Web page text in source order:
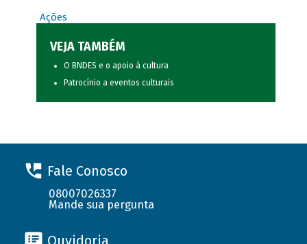
Ações
VEJA TAMBÉM
O BNDES e o apoio à cultura
Patrocínio a eventos culturais
Fale Conosco
08007026337
Mande sua pergunta
Ouvidoria